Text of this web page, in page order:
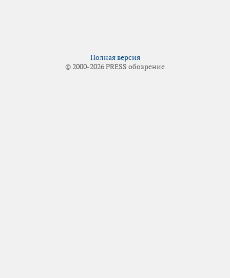
Полная версия
© 2000-2026 PRESS обозрение